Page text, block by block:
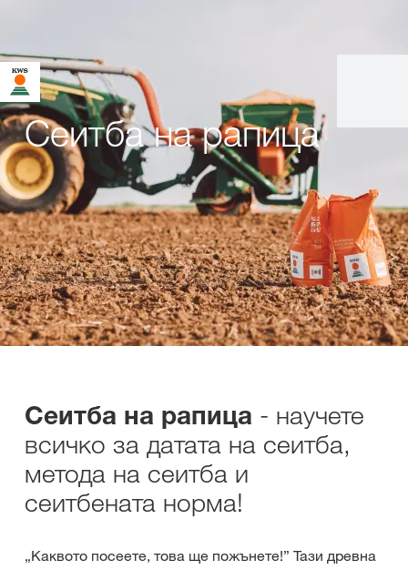
Сеитба на рапица
Сеитба на рапица - научете
всичко за датата на сеитба,
метода на сеитба и
сеитбената норма!
„Каквото посеете, това ще пожънете!” Тази древна